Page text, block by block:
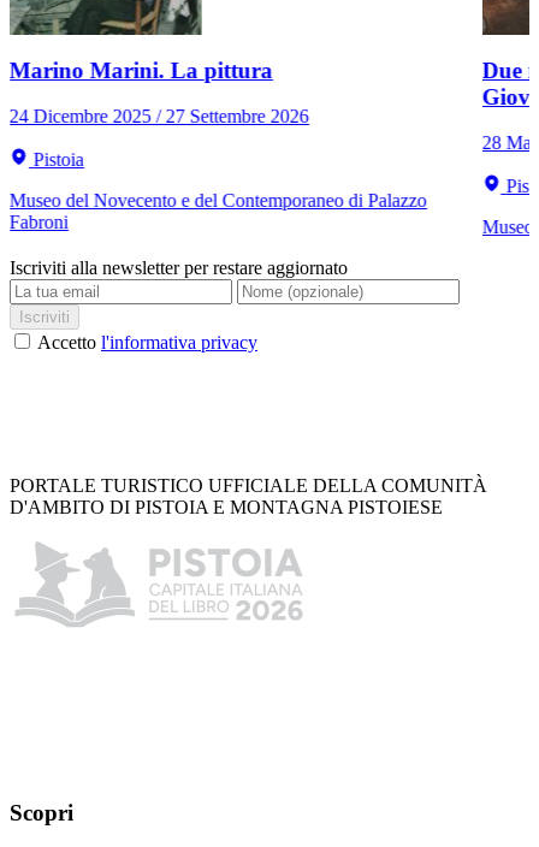
Marino Marini. La pittura
24 Dicembre 2025 / 27 Settembre 2026
Pistoia
Museo del Novecento e del Contemporaneo di Palazzo
Fabroni
Due
28
Museo
Iscriviti alla newsletter per restare aggiornato
Iscriviti
Accetto l'informativa privacy
PORTALE TURISTICO UFFICIALE DELLA COMUNITÀ
D'AMBITO DI PISTOIA E MONTAGNA PISTOIESE
Scopri